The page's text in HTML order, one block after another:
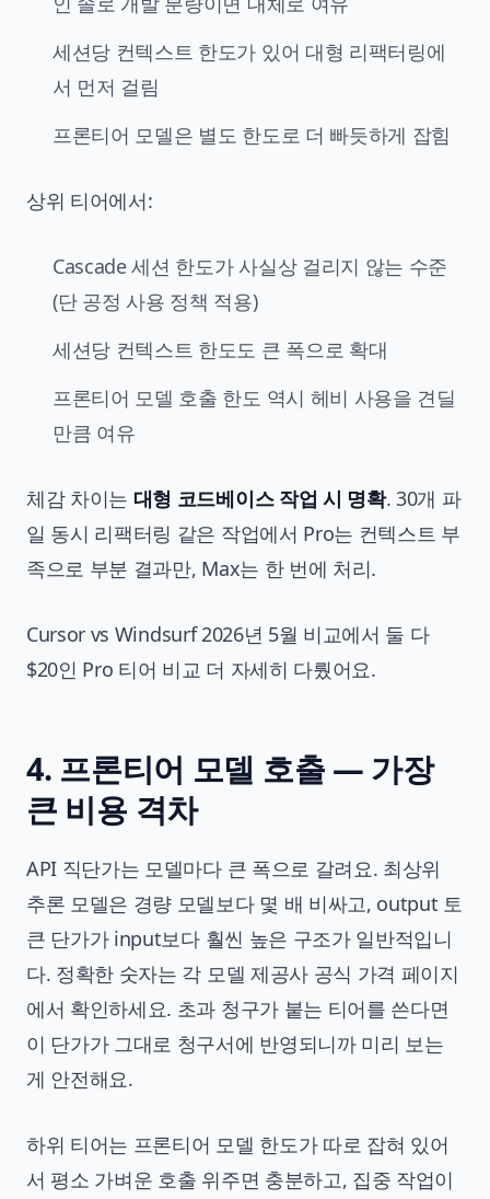
세션당 컨텍스트 한도가 있어 대형 리팩터링에
서 먼저 걸림
프론티어 모델은 별도 한도로 더 빠듯하게 잡힘
상위 티어에서:
Cascade 세션 한도가 사실상 걸리지 않는 수준
(단 공정 사용 정책 적용)
세션당 컨텍스트 한도도 큰 폭으로 확대
프론티어 모델 호출 한도 역시 헤비 사용을 견딜
만큼 여유
체감 차이는 대형 코드베이스 작업 시 명확. 30개 파
일 동시 리팩터링 같은 작업에서 Pro는 컨텍스트 부
족으로 부분 결과만, Max는 한 번에 처리.
Cursor vs Windsurf 2026년 5월 비교에서 둘 다
$20인 Pro 티어 비교 더 자세히 다뤘어요.
4. 프론티어 모델 호출 — 가장
큰 비용 격차
API 직단가는 모델마다 큰 폭으로 갈려요. 최상위
추론 모델은 경량 모델보다 몇 배 비싸고, output 토
큰 단가가 input보다 훨씬 높은 구조가 일반적입니
다. 정확한 숫자는 각 모델 제공사 공식 가격 페이지
에서 확인하세요. 초과 청구가 붙는 티어를 쓴다면
이 단가가 그대로 청구서에 반영되니까 미리 보는
게 안전해요.
하위 티어는 프론티어 모델 한도가 따로 잡혀 있어
서 평소 가벼운 호출 위주면 충분하고, 집중 작업이